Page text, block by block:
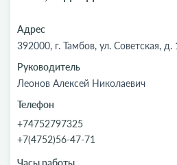
Адрес
392000, г. Тамбов, ул. Советская, д.
Руководитель
Леонов Алексей Николаевич
Телефон
+74752797325
+7(4752)56-47-71
Часы работы